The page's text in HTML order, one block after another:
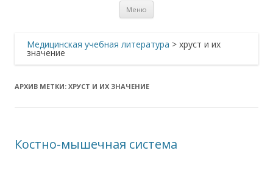
Меню
Медицинская учебная литература > хруст и их
значение
АРХИВ МЕТКИ: ХРУСТ И ИХ ЗНАЧЕНИЕ
Костно-мышечная система